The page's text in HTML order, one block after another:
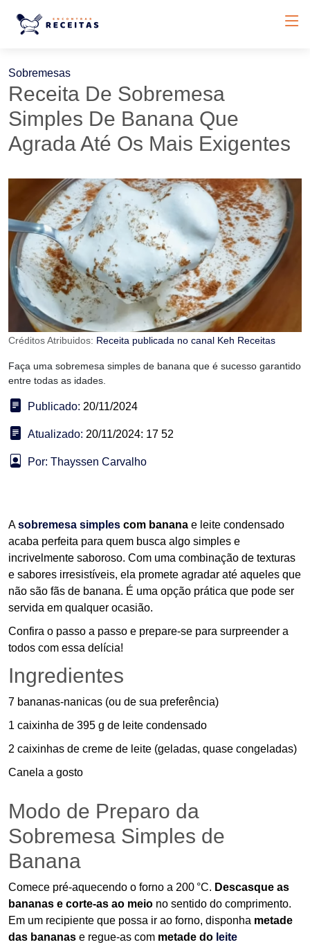
Sobremesas
Receita De Sobremesa
Simples De Banana Que
Agrada Até Os Mais Exigentes
Créditos Atribuidos: Receita publicada no canal Keh Receitas
Faça uma sobremesa simples de banana que é sucesso garantido
entre todas as idades.
Publicado: 20/11/2024
Atualizado: 20/11/2024: 17 52
Por: Thayssen Carvalho
Asobremesa simples com banana e leite condensado
acaba perfeita para quem busca algo simples e
incrivelmente saboroso. Com uma combinação de texturas
e sabores irresistíveis, ela promete agradar até aqueles que
não são fãs de banana. É uma opção prática que pode ser
servida em qualquer ocasião.
Confira o passo a passo e prepare-se para surpreender a
todos com essa delícia!
Ingredientes
7 bananas-nanicas (ou de sua preferência)
1 caixinha de 395 g de leite condensado
2 caixinhas de creme de leite (geladas, quase congeladas)
Canela a gosto
Modo de Preparo da
Sobremesa Simples de
Banana
Comece pré-aquecendo o forno a 200 °C. Descasque as
bananas e corte-as ao meio no sentido do comprimento.
Em um recipiente que possa ir ao forno, disponha metade
das bananas e regue-as com metade do leite